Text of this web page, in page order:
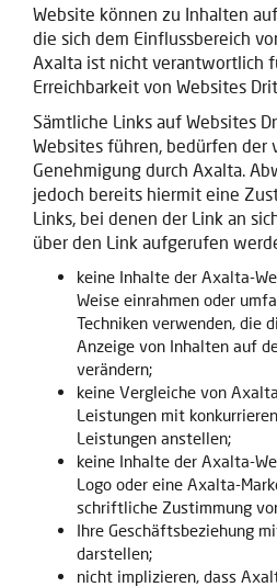
Website können zu Inhalten
die sich dem Einflussbereich
Axalta ist nicht verantwortlich
Erreichbarkeit von Websites
Sämtliche Links auf Websites
Websites führen, bedürfen der
Genehmigung durch Axalta.
jedoch bereits hiermit eine
Links, bei denen der Link an
über den Link aufgerufen
keine Inhalte der Axalta-
Weise einrahmen oder
Techniken verwenden, die
Anzeige von Inhalten auf
verändern;
keine Vergleiche von
Leistungen mit
Leistungen anstellen;
keine Inhalte der Axalta-
Logo oder eine Axalta-
schriftliche Zustimmung
Ihre Geschäftsbeziehung
darstellen;
nicht implizieren, dass